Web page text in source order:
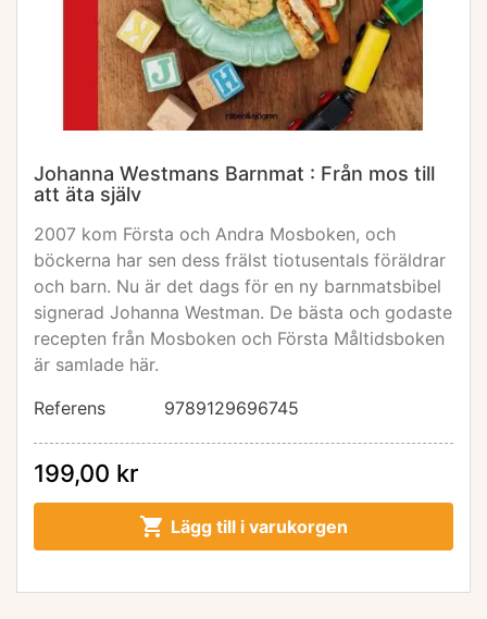
Johanna Westmans Barnmat : Från mos till
att äta själv
2007 kom Första och Andra Mosboken, och
böckerna har sen dess frälst tiotusentals föräldrar
och barn. Nu är det dags för en ny barnmatsbibel
signerad Johanna Westman. De bästa och godaste
recepten från Mosboken och Första Måltidsboken
är samlade här.
Referens
9789129696745
199,00 kr
 Lägg till i varukorgen